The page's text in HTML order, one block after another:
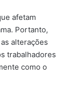
afetam
Portanto,
alterações
trabalhadores
como o